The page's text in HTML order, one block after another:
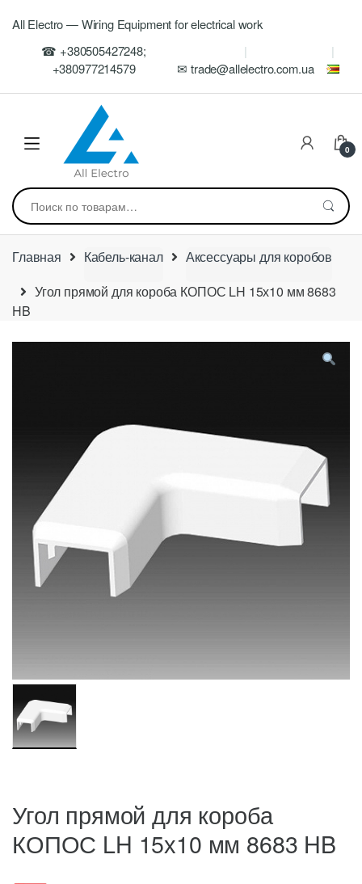
navigation
All Electro — Wiring Equipment for electrical work
☎ +380505427248;
+380977214579
✉ trade@allelectro.com.ua
0
Искать:
Главная Кабель-канал
Аксессуары для коробов
Угол прямой для короба КОПОС LH 15х10 мм 8683
HB
Угол прямой для короба
КОПОС LH 15х10 мм 8683 HB